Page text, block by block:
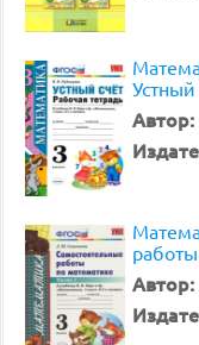
Автор:
Автор: